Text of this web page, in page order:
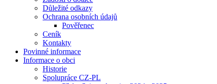
Důležité odkazy
Ochrana osobních údajů
Pověřenec
Ceník
Kontakty
Povinné informace
Informace o obci
Historie
Spolupráce CZ-PL